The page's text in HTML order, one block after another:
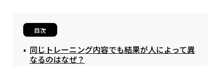
目次
同じトレーニング内容でも結果が人によって異
なるのはなぜ？